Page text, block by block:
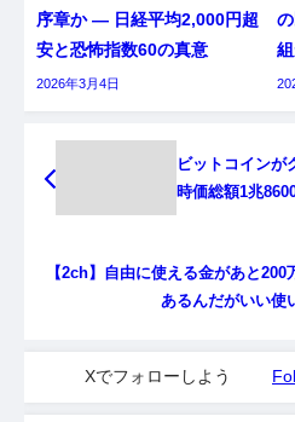
序章か ― 日経平均2,000円超
安と恐怖指数60の真意
2026年3月4日
ビットコインが
時価総額1兆
【2ch】自由に使える金があと200
あるんだがいい使
Xでフォローしよう